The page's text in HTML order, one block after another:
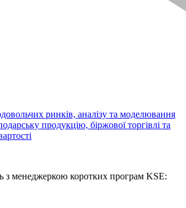
ринків, аналізу та моделювання
продукцію, біржової торгівлі та
з менеджеркою коротких програм KSE: